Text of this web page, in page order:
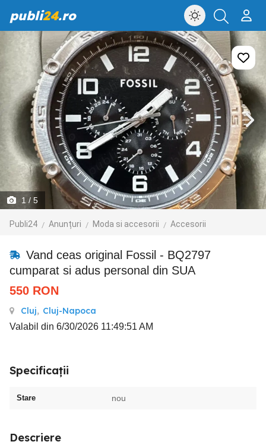
publi24.ro
1 / 5
Publi24 Anunțuri Moda si accesorii Accesorii
Vand ceas original Fossil - BQ2797
cumparat si adus personal din SUA
550 RON
Cluj, Cluj-Napoca
Valabil din 6/30/2026 11:49:51 AM
Specificații
Stare nou
Descriere